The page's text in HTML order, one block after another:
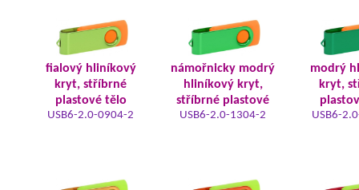
fialový hliníkový
kryt, stříbrné
plastové tělo
USB6-2.0-0904-2
námořnicky modrý
hliníkový kryt,
stříbrné plastové
USB6-2.0-1304-2
modrý
kryt,
USB6-